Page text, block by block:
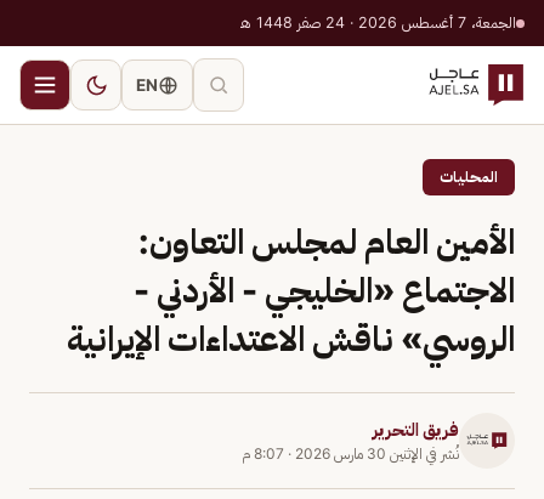
الجمعة، 7 أغسطس 2026 · 24 صفر 1448 هـ
EN
المحليات
الأمين العام لمجلس التعاون:
الاجتماع «الخليجي - الأردني -
الروسي» ناقش الاعتداءات الإيرانية
فريق التحرير
نُشر في الإثنين 30 مارس 2026 · 8:07 م